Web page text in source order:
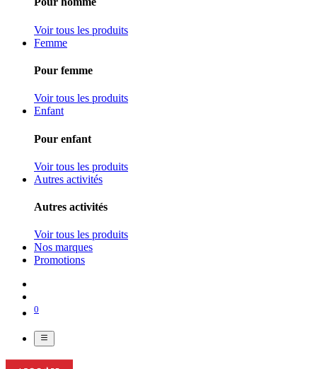
Voir tous les produits
Femme
Pour femme
Voir tous les produits
Enfant
Pour enfant
Voir tous les produits
Autres activités
Autres activités
Voir tous les produits
Nos marques
Promotions
0